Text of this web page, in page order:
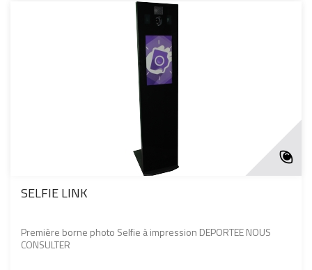
SELFIE LINK
Première borne photo Selfie à impression DEPORTEE NOUS
CONSULTER